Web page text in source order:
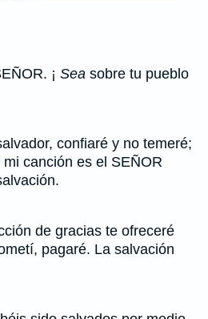
¡ Sea sobre tu pueblo
confiaré y no temeré;
canción es el SEÑOR
de gracias te ofreceré
pagaré. La salvación